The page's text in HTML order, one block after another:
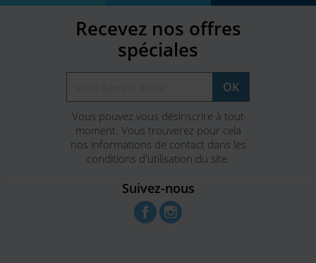
Recevez nos offres
spéciales
Vous pouvez vous désinscrire à tout
moment. Vous trouverez pour cela
nos informations de contact dans les
conditions d'utilisation du site.
Suivez-nous
Facebook